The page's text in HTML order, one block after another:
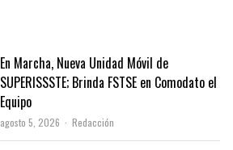
En Marcha, Nueva Unidad Móvil de
SUPERISSSTE; Brinda FSTSE en Comodato el
Equipo
agosto 5, 2026 Author
Redacción